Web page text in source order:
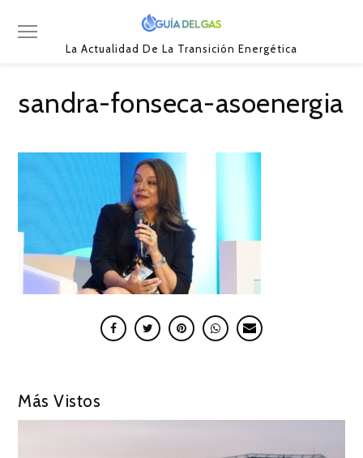
La Actualidad De La Transición Energética
sandra-fonseca-asoenergia
Más Vistos